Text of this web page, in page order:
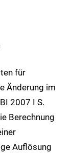
für
Änderung im
2007 I S.
Berechnung
Auflösung